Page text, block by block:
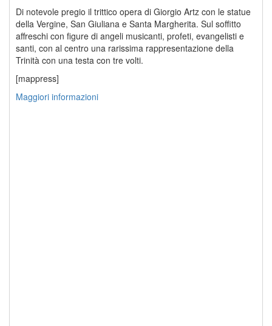
Di notevole pregio il trittico opera di Giorgio Artz con le statue
della Vergine, San Giuliana e Santa Margherita. Sul soffitto
affreschi con figure di angeli musicanti, profeti, evangelisti e
santi, con al centro una rarissima rappresentazione della
Trinità con una testa con tre volti.
[mappress]
Maggiori informazioni